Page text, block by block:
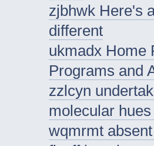
zjbhwk Here's
different
ukmadx Home
Programs and
zzlcyn
molecular
wqmrmt